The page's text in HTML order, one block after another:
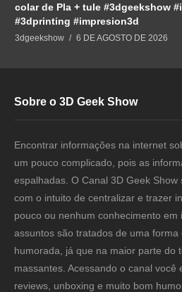
colar de Pla + tule #3dgeekshow
#3dprinting #impresion3d
3dgeekshow 6 DE AGOSTO DE 2026
Sobre o 3D Geek Show
Encontrar informações na internet
um pouco complicado, pois as
espalhadas. O Canal 3D Geek Show
com o intuito de centralizar e trazer
pouco ou nenhum conhecimento em
assuntos são tratados de uma forma
humorada, já que na maior parte do
massantes. Acessando o canal você
reviews, unboxing e muito bom